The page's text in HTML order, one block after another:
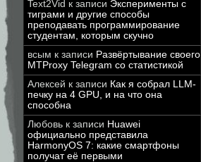
Text2Vid к записи Эксперименты с
тиграми и другие способы
преподавать программирование
студентам, которым скучно
всым к записи Развёртывание своего
MTProxy Telegram со статистикой
Алексей к записи Как я собрал LLM-
печку на 4 GPU, и на что она
способна
Любовь к записи Huawei
официально представила
HarmonyOS 7: какие смартфоны
получат её первыми